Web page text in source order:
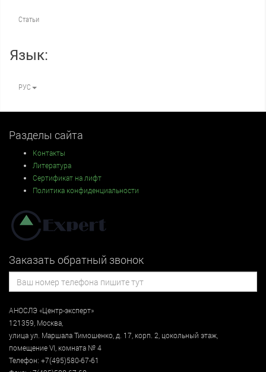
Статьи
Язык:
РУС
Разделы сайта
Контакты
Литература
Сертификат на лифт
Политика конфиденциальности
Заказать обратный звонок
АНОСЛЭ «Центр-эксперт»
121359, Москва,
улицаул. Маршала Тимошенко, д. 17, корп. 2, цокольный этаж,
помещение VI, комната № 4
Телефон: +7(495)580-67-61